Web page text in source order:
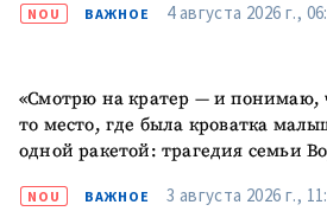
NOU ВАЖНОЕ 4 августа 2026 г.,
«Смотрю на кратер — и понимаю,
то место, где была кроватка
одной ракетой: трагедия семьи
NOU ВАЖНОЕ 3 августа 2026 г.,